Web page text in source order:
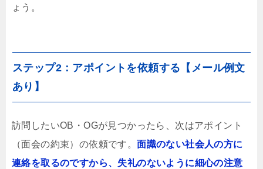
ょう。
ステップ2：アポイントを依頼する【メール例文
あり】
訪問したいOB・OGが見つかったら、次はアポイント
（面会の約束）の依頼です。 面識のない社会人の方に
連絡を取るのですから、失礼のないように細心の注意